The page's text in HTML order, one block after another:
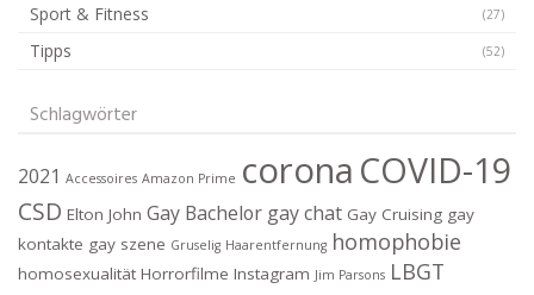
Sport & Fitness (27)
Tipps (52)
Schlagwörter
2021 Accessoires Amazon Prime corona COVID-19
CSD Elton John Gay Bachelor gay chat Gay Cruising gay
kontakte gay szene Gruselig Haarentfernung homophobie
homosexualität Horrorfilme Instagram Jim Parsons LBGT